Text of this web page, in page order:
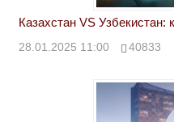
Казахстан VS Узбекистан:
28.01.2025 11:00 40833